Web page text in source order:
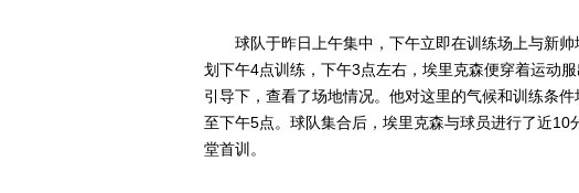
球队于昨日上午集中，下午立即在训练场上与新帅
划下午4点训练，下午3点左右，埃里克森便穿着运动
引导下，查看了场地情况。他对这里的气候和训练条
至下午5点。球队集合后，埃里克森与球员进行了近
堂首训。